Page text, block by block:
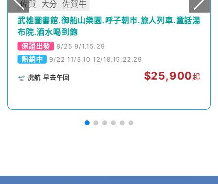
佐賀 大分 佐賀牛
武雄圖書館.御船山樂園.呼子朝市.旅人列車.童話湯
布院.酒水喝到飽
保證出發 8/25 9/1.15.29
熱銷中 9/22 11/3.10 12/18.15.22.29
🛫 虎航 早去午回 $25,900起